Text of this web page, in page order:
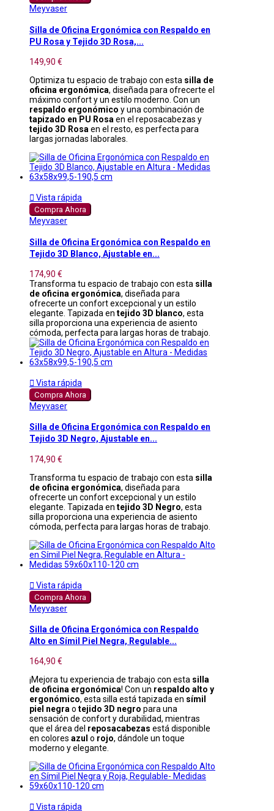
Meyvaser
Silla de Oficina Ergonómica con Respaldo en
PU Rosa y Tejido 3D Rosa,...
149,90 €
Optimiza tu espacio de trabajo con esta silla de
oficina ergonómica, diseñada para ofrecerte el
máximo confort y un estilo moderno. Con un
respaldo ergonómico y una combinación de
tapizado en PU Rosa en el reposacabezas y
tejido 3D Rosa en el resto, es perfecta para
largas jornadas laborales.
 Vista rápida
Compra Ahora
Meyvaser
Silla de Oficina Ergonómica con Respaldo en
Tejido 3D Blanco, Ajustable en...
174,90 €
Transforma tu espacio de trabajo con esta silla
de oficina ergonómica, diseñada para
ofrecerte un confort excepcional y un estilo
elegante. Tapizada en tejido 3D blanco, esta
silla proporciona una experiencia de asiento
cómoda, perfecta para largas horas de trabajo.
 Vista rápida
Compra Ahora
Meyvaser
Silla de Oficina Ergonómica con Respaldo en
Tejido 3D Negro, Ajustable en...
174,90 €
Transforma tu espacio de trabajo con esta silla
de oficina ergonómica, diseñada para
ofrecerte un confort excepcional y un estilo
elegante. Tapizada en tejido 3D Negro, esta
silla proporciona una experiencia de asiento
cómoda, perfecta para largas horas de trabajo.
 Vista rápida
Compra Ahora
Meyvaser
Silla de Oficina Ergonómica con Respaldo
Alto en Símil Piel Negra, Regulable...
164,90 €
¡Mejora tu experiencia de trabajo con esta silla
de oficina ergonómica! Con un respaldo alto y
ergonómico, esta silla está tapizada en símil
piel negrao tejido 3D negro para una
sensación de confort y durabilidad, mientras
que el área del reposacabezas está disponible
en colores azul o rojo, dándole un toque
moderno y elegante.
 Vista rápida